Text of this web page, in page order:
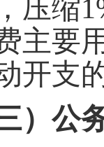
压缩
主要
开支
三）公